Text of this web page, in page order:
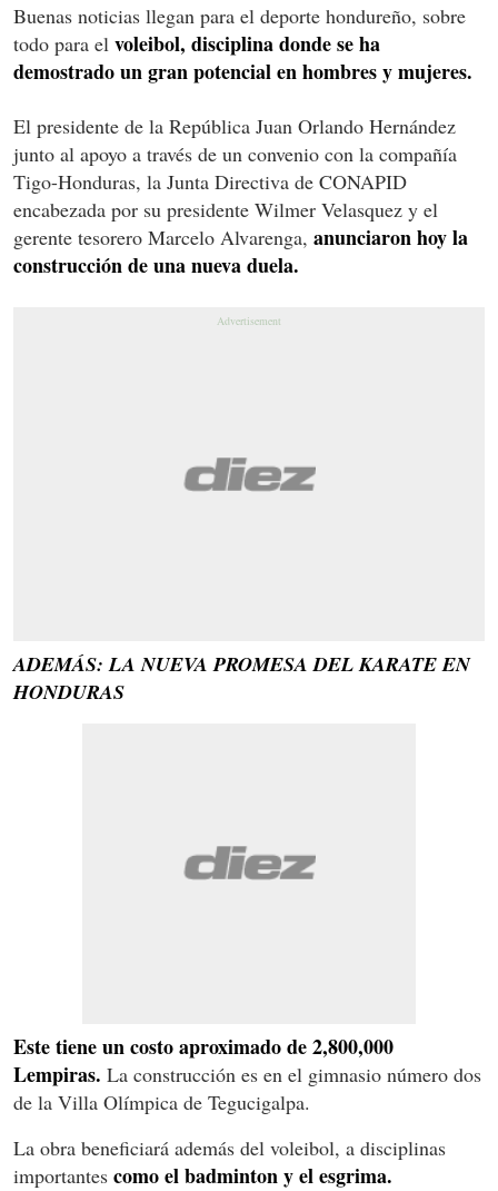
Buenas noticias llegan para el deporte hondureño, sobre
todo para el voleibol, disciplina donde se ha
demostrado un gran potencial en hombres y mujeres.
El presidente de la República Juan Orlando Hernández
junto al apoyo a través de un convenio con la compañía
Tigo-Honduras, la Junta Directiva de CONAPID
encabezada por su presidente Wilmer Velasquez y el
gerente tesorero Marcelo Alvarenga, anunciaron hoy la
construcción de una nueva duela.
ADEMÁS: LA NUEVA PROMESA DEL KARATE EN
HONDURAS
Este tiene un costo aproximado de 2,800,000
Lempiras. La construcción es en el gimnasio número dos
de la Villa Olímpica de Tegucigalpa.
La obra beneficiará además del voleibol, a disciplinas
importantes como el badminton y el esgrima.